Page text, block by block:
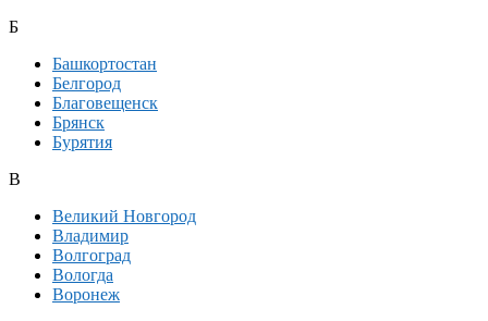
Б
Башкортостан
Белгород
Благовещенск
Брянск
Бурятия
В
Великий Новгород
Владимир
Волгоград
Вологда
Воронеж